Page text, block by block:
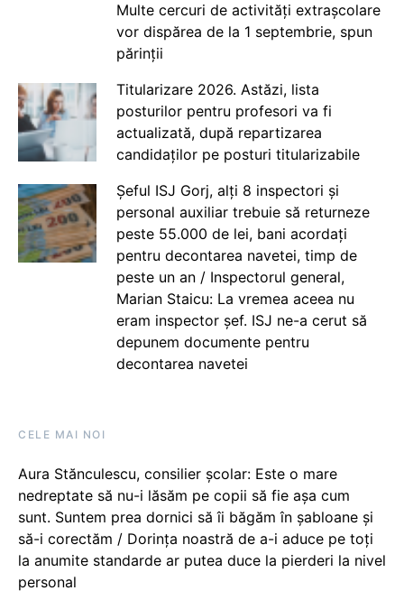
Multe cercuri de activități extrașcolare
vor dispărea de la 1 septembrie, spun
părinții
Titularizare 2026. Astăzi, lista
posturilor pentru profesori va fi
actualizată, după repartizarea
candidaților pe posturi titularizabile
Șeful ISJ Gorj, alți 8 inspectori și
personal auxiliar trebuie să returneze
peste 55.000 de lei, bani acordați
pentru decontarea navetei, timp de
peste un an / Inspectorul general,
Marian Staicu: La vremea aceea nu
eram inspector șef. ISJ ne-a cerut să
depunem documente pentru
decontarea navetei
CELE MAI NOI
Aura Stănculescu, consilier școlar: Este o mare
nedreptate să nu-i lăsăm pe copii să fie așa cum
sunt. Suntem prea dornici să îi băgăm în șabloane și
să-i corectăm / Dorința noastră de a-i aduce pe toți
la anumite standarde ar putea duce la pierderi la nivel
personal